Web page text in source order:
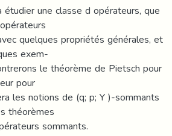
une classe d opérateurs, que
quelques propriétés générales, et
exem-
le théorème de Pietsch pour
pour
les notions de (q; p; Y )-sommants
théorèmes
sommants.